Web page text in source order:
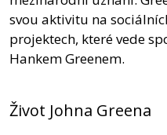
svou aktivitu na
projektech, které vede
Hankem Greenem.
Život Johna Greena